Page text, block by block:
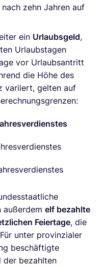
zehn Jahren auf
ein Urlaubsgeld,
Urlaubstagen
vor Urlaubsantritt
die Höhe des
variiert, gelten auf
außerdem elf bezahlte
Feiertage, die
unter provinzialer
beschäftigte
der bezahlten